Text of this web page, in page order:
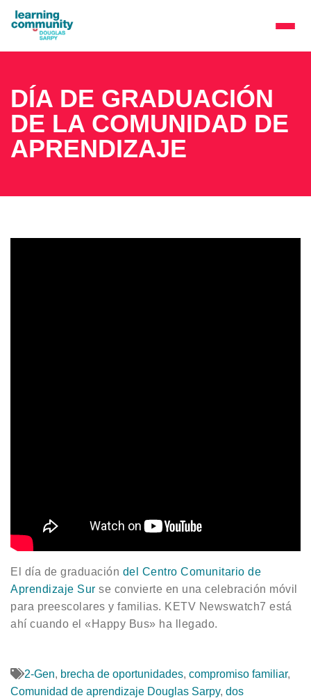
DÍA DE GRADUACIÓN
DE LA COMUNIDAD DE
APRENDIZAJE
El día de graduación del Centro Comunitario de
Aprendizaje Sur se convierte en una celebración móvil
para preescolares y familias. KETV Newswatch7 está
ahí cuando el «Happy Bus» ha llegado.
2-Gen, brecha de oportunidades, compromiso familiar,
Comunidad de aprendizaje Douglas Sarpy, dos